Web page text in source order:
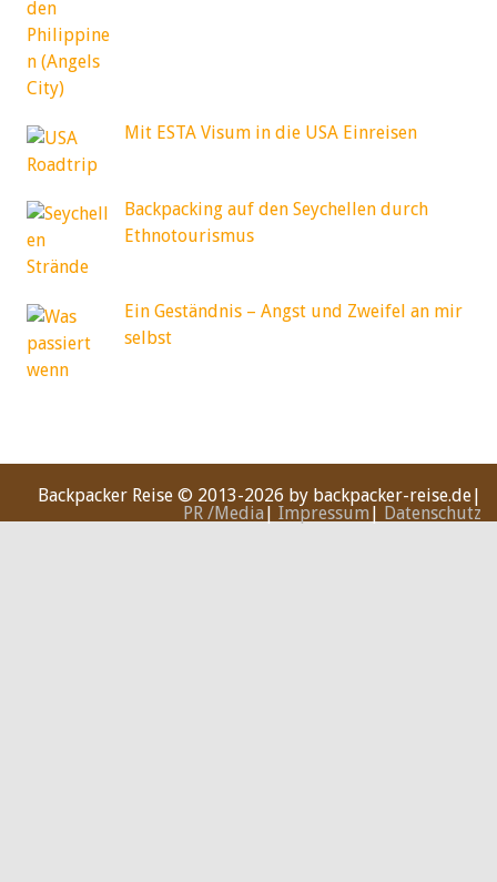
Mit ESTA Visum in die USA Einreisen
Backpacking auf den Seychellen durch
Ethnotourismus
Ein Geständnis – Angst und Zweifel an mir
selbst
Backpacker Reise © 2013-2026 by backpacker-reise.de|
PR /Media
Impressum Datenschutz